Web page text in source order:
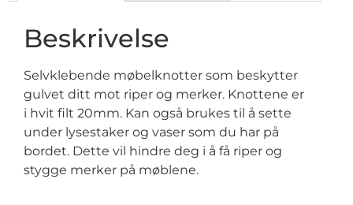
Beskrivelse
Selvklebende møbelknotter som beskytter
gulvet ditt mot riper og merker. Knottene er
i hvit filt 20mm. Kan også brukes til å sette
under lysestaker og vaser som du har på
bordet. Dette vil hindre deg i å få riper og
stygge merker på møblene.